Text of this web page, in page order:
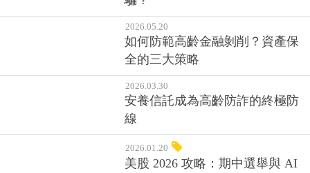
2026.05.20
如何防範高齡金融剝削？資產保
全的三大策略
2026.03.30
安養信託成為高齡防詐的終極防
線
2026.01.20
美股 2026 攻略：期中選舉與 AI